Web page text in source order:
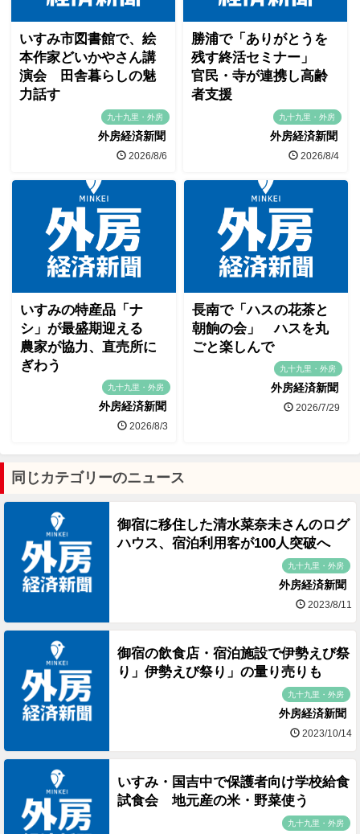
いすみ市図書館で、絵
本作家どいかやさん講
演会 田舎暮らしの魅
力話す
九十九里・外房
外房経済新聞
2026/8/6
勝浦で「ありがとうを
残す終活セミナー」
官民・寺が連携し高齢
者支援
九十九里・外房
外房経済新聞
2026/8/4
いすみの特産品「ナ
シ」が最盛期迎える
農家が協力、直売所に
ぎわう
九十九里・外房
外房経済新聞
2026/8/3
長南で「ハスの花茶と
朝餉の会」 ハスを丸
ごと楽しんで
九十九里・外房
外房経済新聞
2026/7/29
同じカテゴリーのニュース
御宿に移住した清水菜奈未さんのログ
ハウス、宿泊利用客が100人突破へ
九十九里・外房
外房経済新聞
2023/8/11
御宿の飲食店・宿泊施設で伊勢えび祭
り」伊勢えび祭り」の量り売りも
九十九里・外房
外房経済新聞
2023/10/14
いすみ・国吉中で保護者向け学校給食
試食会 地元産の米・野菜使う
九十九里・外房